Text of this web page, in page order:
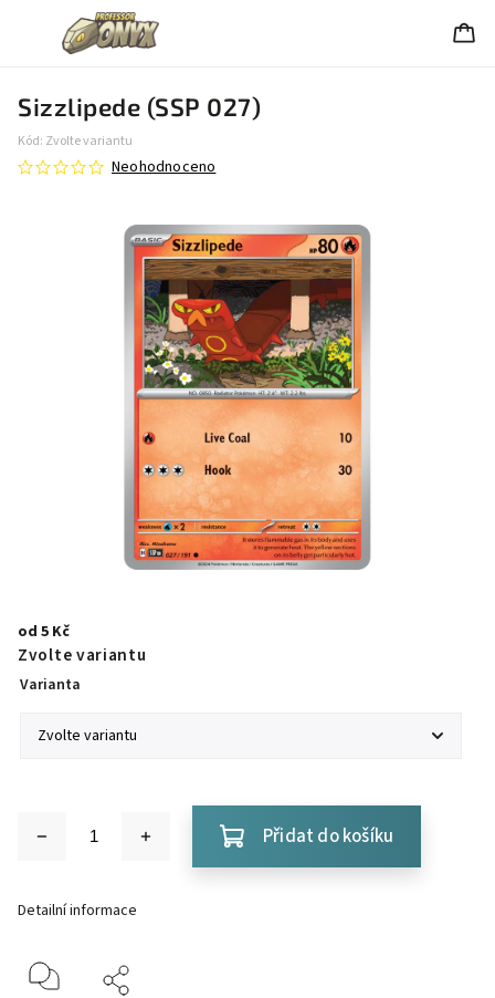
Sizzlipede (SSP 027)
Kód: Zvolte variantu
Neohodnoceno
od 5 Kč
Zvolte variantu
Varianta
Přidat do košíku
Detailní informace